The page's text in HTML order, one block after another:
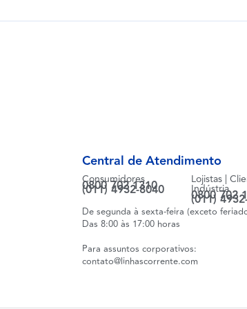
Central de Atendimento
Consumidores
0800 702 1310
(011) 4932-8040
Lojistas |
Indústria
0800 702
(011)
De segunda à sexta-feira (exceto
Das 8:00 às 17:00 horas
Para assuntos corporativos:
contato@linhascorrente.com